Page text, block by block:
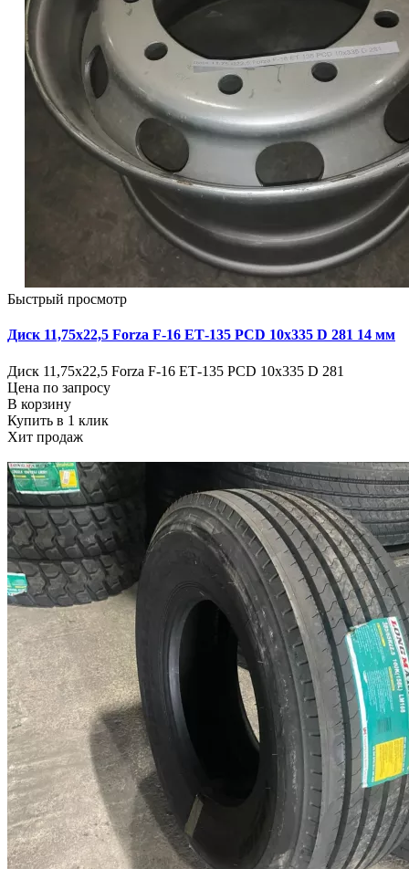
Быстрый просмотр
Диск 11,75х22,5 Forza F-16 ЕТ-135 PCD 10х335 D 281 14 мм
Диск 11,75х22,5 Forza F-16 ЕТ-135 PCD 10х335 D 281
Цена по запросу
В корзину
Купить в 1 клик
Хит продаж